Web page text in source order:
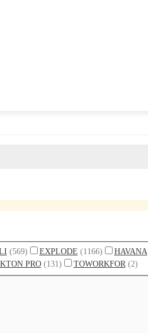
(569) EXPLODE (1166) HAVANA
PRO (131) TOWORKFOR (2)